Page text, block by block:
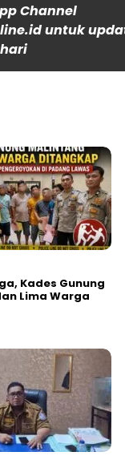
Channel
untuk
Kades Gunung
Lima Warga